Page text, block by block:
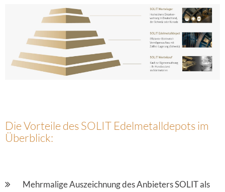
Die Vorteile des SOLIT Edelmetalldepots im
Überblick:
Mehrmalige Auszeichnung des Anbieters SOLIT als